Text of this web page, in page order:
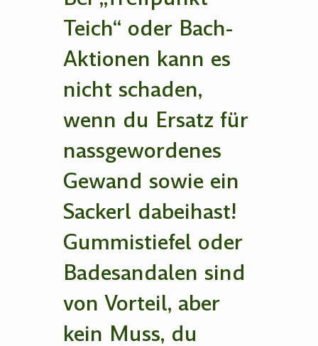
Teich“ oder Bach-
Aktionen kann es
nicht schaden,
wenn du Ersatz für
nassgewordenes
Gewand sowie ein
Sackerl dabeihast!
Gummistiefel oder
Badesandalen sind
von Vorteil, aber
kein Muss, du